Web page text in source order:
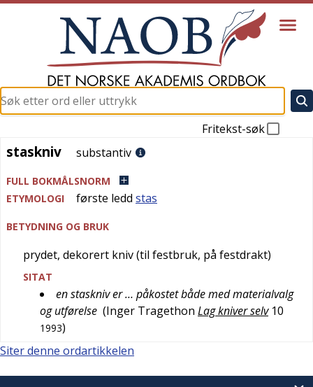
Fritekst-søk
staskniv
staskniv substantiv
FULL BOKMÅLSNORM
ETYMOLOGI
første ledd stas
BETYDNING OG BRUK
prydet, dekorert kniv (til festbruk, på festdrakt)
SITAT
en staskniv er … påkostet både med materialvalg
og utførelse (Inger Tragethon Lag kniver selv 10
1993)
Siter denne ordartikkelen